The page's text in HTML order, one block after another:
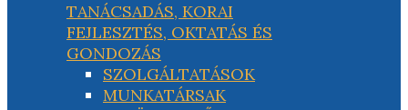
TANÁCSADÁS, KORAI
FEJLESZTÉS, OKTATÁS ÉS
GONDOZÁS
SZOLGÁLTATÁSOK
MUNKATÁRSAK